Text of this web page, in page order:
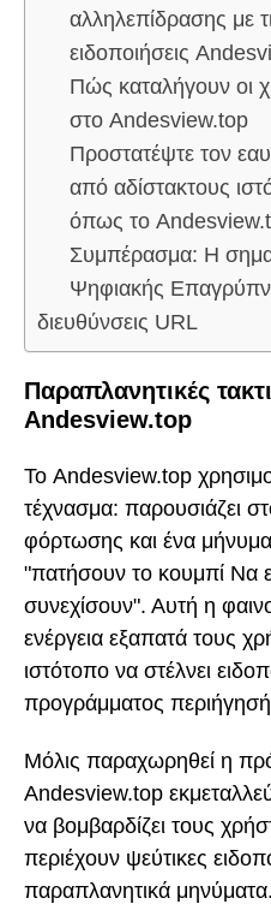
αλληλεπίδρασης με
ειδοποιήσεις
Πώς καταλήγουν οι
στο Andesview.top
Προστατέψτε τον
από αδίστακτους
όπως το
Συμπέρασμα: Η
Ψηφιακής
διευθύνσεις URL
Παραπλανητικές
Andesview.top
Το Andesview.top
τέχνασμα: παρουσιάζει
φόρτωσης και ένα
"πατήσουν το κουμπί Να
συνεχίσουν". Αυτή η
ενέργεια εξαπατά τους
ιστότοπο να στέλνει
προγράμματος
Μόλις παραχωρηθεί η
Andesview.top
να βομβαρδίζει τους
περιέχουν ψεύτικες
παραπλανητικά